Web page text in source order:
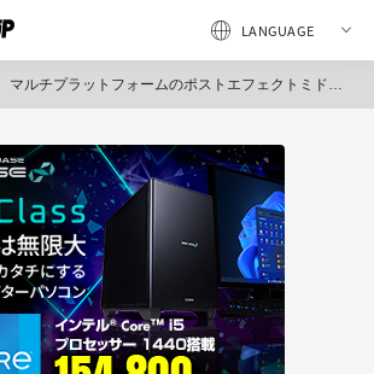
マルチプラットフォームのポストエフェクトミドルウェア最新版「YEBIS 3」販売開始、実写のようなボケ味を表現できる機能を新たに搭載（シリコンスタジオ）